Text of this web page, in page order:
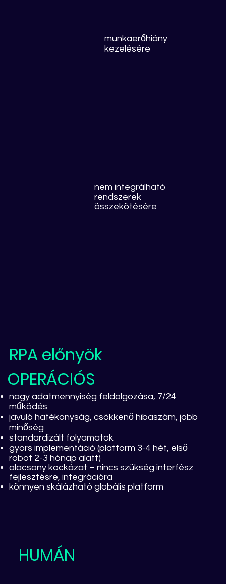
munkaerőhiány
kezelésére
nem integrálható
rendszerek
összekötésére
RPA előnyök
OPERÁCIÓS
nagy adatmennyiség feldolgozása, 7/24
működés
javuló hatékonyság, csökkenő hibaszám, jobb
minőség
standardizált folyamatok
gyors implementáció (platform 3-4 hét, első
robot 2-3 hónap alatt)
alacsony kockázat – nincs szükség interfész
fejlesztésre, integrációra
könnyen skálázható globális platform
HUMÁN